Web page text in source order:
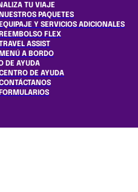
TU VIAJE
NUESTROS PAQUETES
EQUIPAJE Y SERVICIOS ADICIONALES
REEMBOLSO FLEX
ASSIST
MENÚ A BORDO
DE AYUDA
DE AYUDA
FORMULARIOS